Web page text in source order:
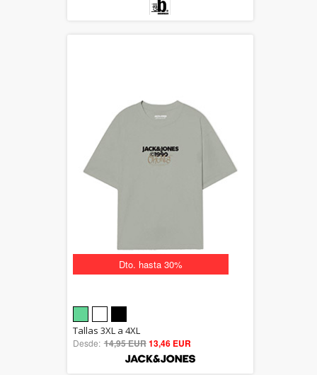
Dto. hasta 30%
5.00
out of 5
Tallas 3XL a 4XL
Desde: 14,95 EUR13,46 EUR